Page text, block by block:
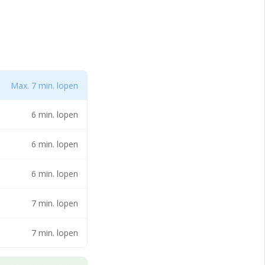
zorgt voor een
Max. 7 min. lopen
6 min. lopen
6 min. lopen
6 min. lopen
7 min. lopen
7 min. lopen